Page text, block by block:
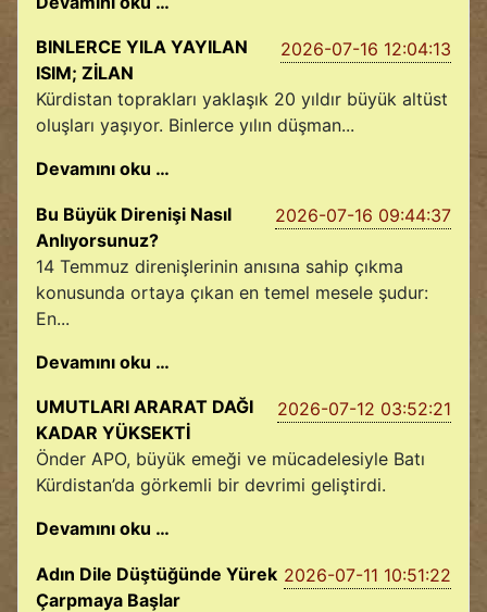
2026-07-16 12:04:13
BINLERCE YILA YAYILAN
ISIM; ZİLAN
Kürdistan toprakları yaklaşık 20 yıldır büyük altüst
oluşları yaşıyor. Binlerce yılın düşman...
Devamını oku …
2026-07-16 09:44:37
Bu Büyük Direnişi Nasıl
Anlıyorsunuz?
14 Temmuz direnişlerinin anısına sahip çıkma
konusunda ortaya çıkan en temel mesele şudur:
En...
Devamını oku …
2026-07-12 03:52:21
UMUTLARI ARARAT DAĞI
KADAR YÜKSEKTİ
Önder APO, büyük emeği ve mücadelesiyle Batı
Kürdistan’da görkemli bir devrimi geliştirdi.
Devamını oku …
2026-07-11 10:51:22
Adın Dile Düştüğünde Yürek
Çarpmaya Başlar